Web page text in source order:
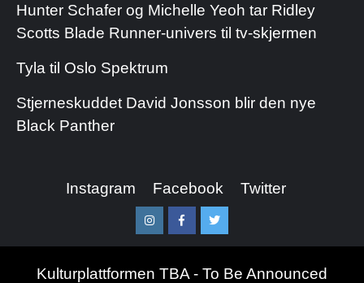
Hunter Schafer og Michelle Yeoh tar Ridley
Scotts Blade Runner-univers til tv-skjermen
Tyla til Oslo Spektrum
Stjerneskuddet David Jonsson blir den nye
Black Panther
Instagram Facebook Twitter
InstagramFacebookTwitter
Kulturplattformen TBA - To Be Announced